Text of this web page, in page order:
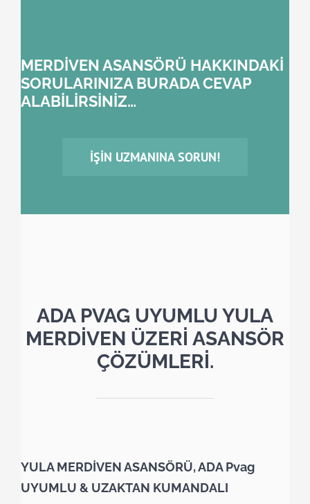
MERDİVEN ASANSÖRÜ HAKKINDAKİ
SORULARINIZA BURADA CEVAP
ALABİLİRSİNİZ…
İŞIN UZMANINA SORUN!
ADA PVAG UYUMLU YULA
MERDİVEN ÜZERİ ASANSÖR
ÇÖZÜMLERİ.
YULA MERDİVEN ASANSÖRÜ, ADA Pvag
UYUMLU & UZAKTAN KUMANDALI